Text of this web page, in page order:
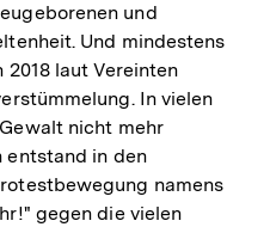
und
Und mindestens
laut Vereinten
In vielen
nicht mehr
entstand in den
namens
gegen die vielen